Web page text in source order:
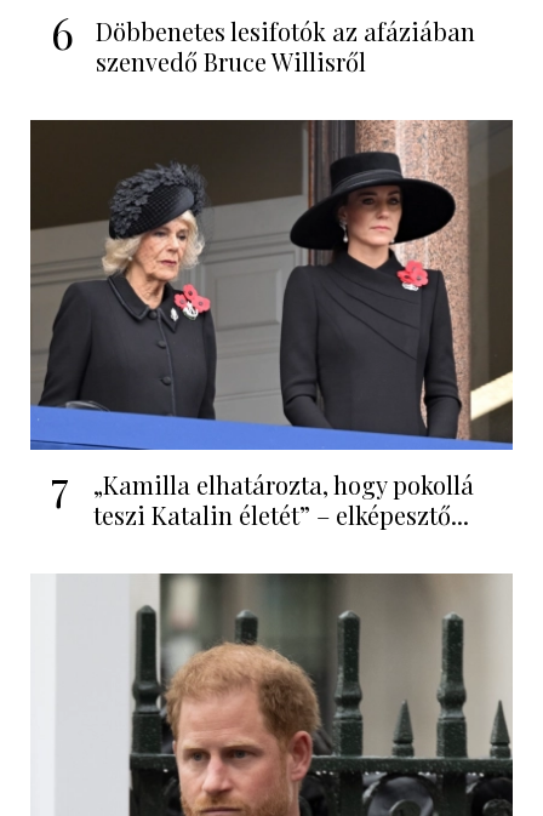
6
Döbbenetes lesifotók az afáziában
szenvedő Bruce Willisről
7
„Kamilla elhatározta, hogy pokollá
teszi Katalin életét” – elképesztő...